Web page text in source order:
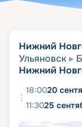
Нижний
Ульяновск
Нижний
18:0020
11:3025